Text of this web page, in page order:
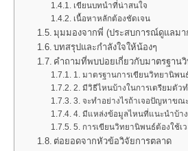
เขียนบทนำที่น่าสนใจ
เนื้อหาหลักต้องชัดเจน
มุมมองจากพี่ (ประสบการณ์ดูแลมา
บทสรุปและกำลังใจให้น้องๆ
คำถามที่พบบ่อยเกี่ยวกับมาตรฐาน
1. มาตรฐานการเขียนวิทยานิพน
2. มีวิธีไหนบ้างในการเตรียมตัว
3. จะทำอย่างไรถ้าเจอปัญหาขณ
4. มีแหล่งข้อมูลไหนที่แนะนำบ้า
5. การเขียนวิทยานิพนธ์ต้องใช้เ
ต่อยอดจากหัวข้อวิจัยการตลาด